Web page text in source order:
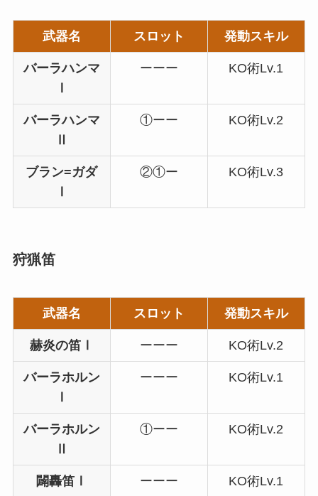
武器名 スロット 発動スキル
バーラハンマ
Ⅰ
ーーー KO術Lv.1
バーラハンマ
Ⅱ
①ーー KO術Lv.2
ブラン=ガダ
Ⅰ
②①ー KO術Lv.3
狩猟笛
武器名 スロット 発動スキル
赫炎の笛Ⅰ ーーー KO術Lv.2
バーラホルン
ーーー KO術Lv.1
バーラホルン
①ーー KO術Lv.2
闢轟笛Ⅰ ーーー KO術Lv.1